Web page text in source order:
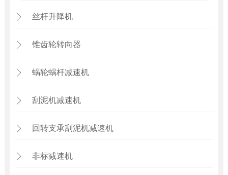
 丝杆升降机
 锥齿轮转向器
 蜗轮蜗杆减速机
 刮泥机减速机
 回转支承刮泥机减速机
 非标减速机